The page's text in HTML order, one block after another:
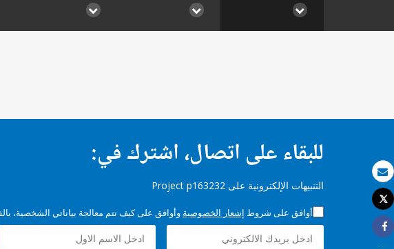
بريد الكتروني
طباعة
Tweet
Share
للبقاء على اتصال، اشترك في:
التنبيهات الإلكترونية على Project p163232
أوافق على شروط إشعار الخصوصية وأوافق على كيف تتم معالجة بياناتي الشخصية،